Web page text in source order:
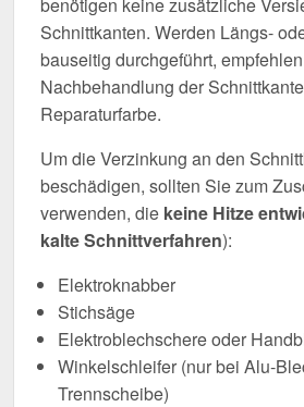
Schnittkanten. Werden Längs-
bauseitig durchgeführt,
Nachbehandlung der
Reparaturfarbe.
Um die Verzinkung an den
beschädigen, sollten Sie zum
verwenden, die keine Hitze
kalte Schnittverfahren):
Elektroknabber
Stichsäge
Elektroblechschere oder
Winkelschleifer (nur bei Alu-
Trennscheibe)